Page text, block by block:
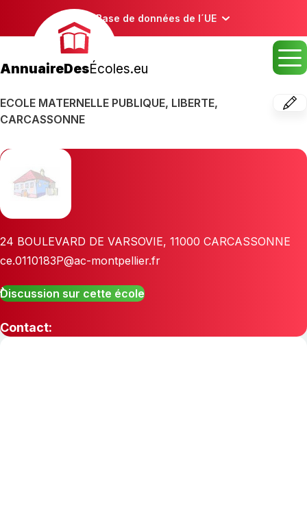
Base de données de l´UE
AnnuaireDesÉcoles.eu
ECOLE MATERNELLE PUBLIQUE, LIBERTE,
CARCASSONNE
24 BOULEVARD DE VARSOVIE, 11000 CARCASSONNE
ce.0110183P@ac-montpellier.fr
Discussion sur cette école
Contact: